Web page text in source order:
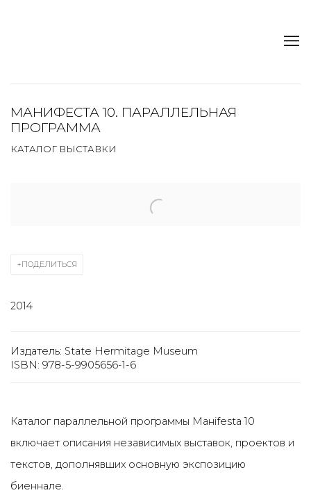
МАНИФЕСТА 10. ПАРАЛЛЕЛЬНАЯ
ПРОГРАММА
КАТАЛОГ ВЫСТАВКИ
ПОДЕЛИТЬСЯ
2014
Издатель: State Hermitage Museum
ISBN: 978-5-9905656-1-6
Каталог параллельной программы Манifesta 10
включает описания независимых выставок, проектов и
текстов, дополнявших основную экспозицию
биеннале.